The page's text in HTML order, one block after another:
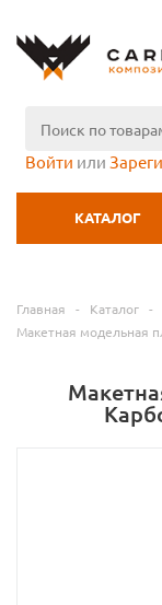
Войти или
МЕНЮКАТАЛОГ
Главная - Каталог -
Макетная модельная